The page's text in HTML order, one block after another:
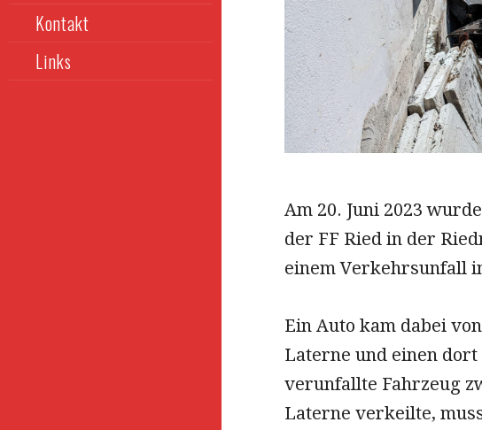
Kontakt
Links
Am 20. Juni 2023
der FF Ried in der
einem Verkehrsunfall
Ein Auto kam dabei
Laterne und einen dort
verunfallte Fahrzeug
Laterne verkeilte,